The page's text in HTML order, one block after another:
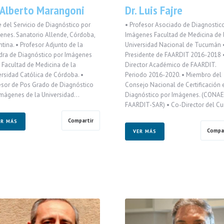
Marangoni
del Servicio de Diagnóstico por
Sanatorio Allende, Córdoba,
• Profesor Adjunto de la
de Diagnóstico por Imágenes
de Medicina de la
Católica de Córdoba. •
de Pos Grado de Diagnóstico
de la Universidad…
MÁS Compartir
Dr. Luis Fajre
• Profesor Asociado de
Imágenes Facultad de Medicina de
Universidad Nacional de Tucumán
Presidente de FAARDIT 2016-2018
Director Académico de FAARDIT.
Periodo 2016-2020. • Miembro del
Consejo Nacional de Certificación
Diagnóstico por Imágenes.
FAARDIT-SAR) • Co-Director del
VER MÁS